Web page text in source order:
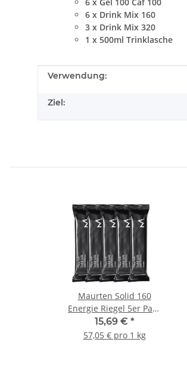
6 x Drink Mix 160
3 x Drink Mix 320
1 x 500ml Trinklasche
Produkteigenschaft
Wert
Verwendung:
Ziel:
Maurten Solid 160
Energie Riegel 5er Pack
Gemischt
15,69 € *
57,05 € pro 1 kg